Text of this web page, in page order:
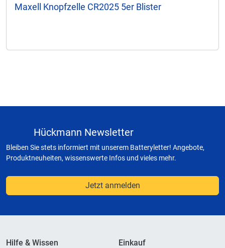
Maxell Knopfzelle CR2025 5er Blister
Hückmann Newsletter
Bleiben Sie stets informiert mit unserem Batteryletter! Angebote,
Produktneuheiten, wissenswerte Infos und vieles mehr.
Jetzt anmelden
Hilfe & Wissen Einkauf